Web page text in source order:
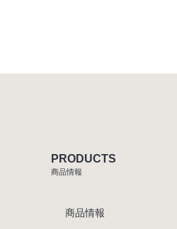
PRODUCTS
商品情報
商品情報